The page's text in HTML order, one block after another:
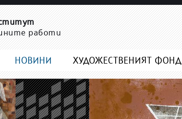
работи
НОВИНИ ХУДОЖЕСТВЕНИЯТ ФОНД